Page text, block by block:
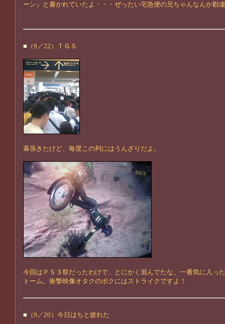
ーン』と書かれていたよ・・・ぜったい宅急便の兄ちゃんなんか勘
■ （9／22）ＴＧＳ
幕張きたけど、毎度この列にはうんざりだよ。
今回はＰＳ３祭だったわけで、とにかく混んでたな。一番気に入っ
トーム。衝撃映像オタクのボクにはストライクですよ！
■ （9／20）今日はちと疲れた